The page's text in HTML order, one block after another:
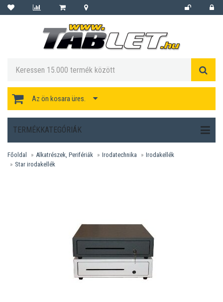
Az ön kosara üres.
TERMÉKKATEGÓRIÁK
Főoldal Alkatrészek, Perifériák Irodatechnika
Irodakellék
Star irodakellék